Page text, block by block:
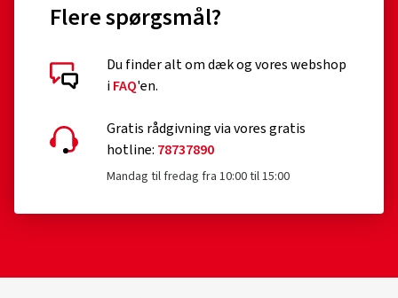
Flere spørgsmål?
Du finder alt om dæk og vores webshop
iFAQ'en.
Gratis rådgivning via vores gratis
hotline: 78737890
Mandag til fredag fra 10:00 til 15:00